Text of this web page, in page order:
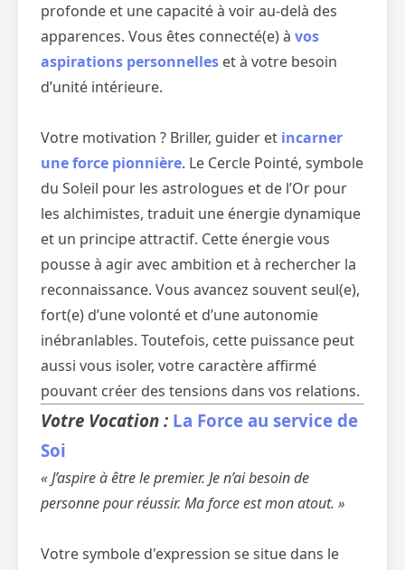
profonde et une capacité à voir au-delà des
apparences. Vous êtes connecté(e) à vos
aspirations personnelles et à votre besoin
d’unité intérieure.
Votre motivation ? Briller, guider et incarner
une force pionnière. Le Cercle Pointé, symbole
du Soleil pour les astrologues et de l’Or pour
les alchimistes, traduit une énergie dynamique
et un principe attractif. Cette énergie vous
pousse à agir avec ambition et à rechercher la
reconnaissance. Vous avancez souvent seul(e),
fort(e) d’une volonté et d’une autonomie
inébranlables. Toutefois, cette puissance peut
aussi vous isoler, votre caractère affirmé
pouvant créer des tensions dans vos relations.
Votre Vocation : La Force au service de
Soi
« J’aspire à être le premier. Je n’ai besoin de
personne pour réussir. Ma force est mon atout. »
Votre symbole d'expression se situe dans le